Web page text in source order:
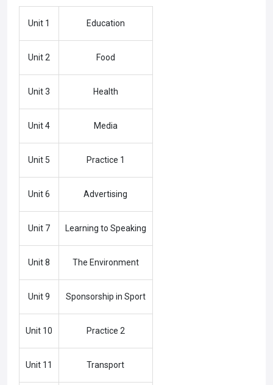
Unit 1 Education
Unit 2 Food
Unit 3 Health
Unit 4 Media
Unit 5 Practice 1
Unit 6 Advertising
Unit 7 Learning to Speaking
Unit 8 The Environment
Unit 9 Sponsorship in Sport
Unit 10 Practice 2
Unit 11 Transport